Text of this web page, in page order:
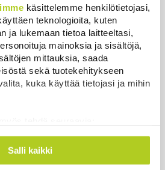
käsittelemme henkilötietojasi,
teknologioita, kuten
ja lukemaan tietoa laitteeltasi,
mainoksia ja sisältöjä,
mittauksia, saada
sekä tuotekehitykseen
kuka käyttää tietojasi ja mihin
sijainnistasi,
metrin tarkkuudella
Salli kaikki
Luetuimmat